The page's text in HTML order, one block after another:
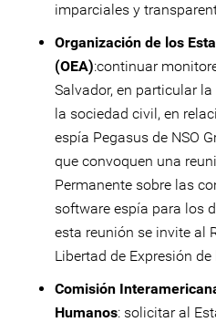
imparciales y
Organización de los
(OEA):continuar
Salvador, en particular
la sociedad civil, en
espía Pegasus de NSO
que convoquen una
Permanente sobre las
software espía para los
esta reunión se invite al
Libertad de Expresión de
Comisión
Humanos: solicitar al